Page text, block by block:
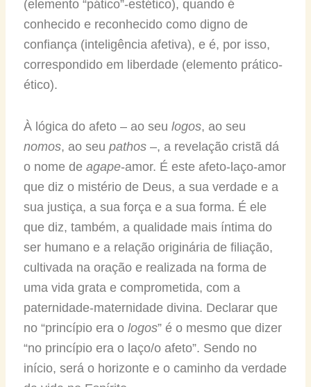
(elemento “pático”-estético), quando é
conhecido e reconhecido como digno de
confiança (inteligência afetiva), e é, por isso,
correspondido em liberdade (elemento prático-
ético).
À lógica do afeto – ao seu logos, ao seu
nomos, ao seu pathos–, a revelação cristã dá
o nome de agape-amor. É este afeto-laço-amor
que diz o mistério de Deus, a sua verdade e a
sua justiça, a sua força e a sua forma. É ele
que diz, também, a qualidade mais íntima do
ser humano e a relação originária de filiação,
cultivada na oração e realizada na forma de
uma vida grata e comprometida, com a
paternidade-maternidade divina. Declarar que
no “princípio era o logos” é o mesmo que dizer
“no princípio era o laço/o afeto”. Sendo no
início, será o horizonte e o caminho da verdade